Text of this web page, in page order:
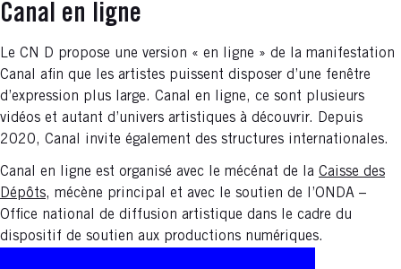
Canal en ligne
Le CN D propose une version « en ligne » de la manifestation
Canal afin que les artistes puissent disposer d’une fenêtre
d’expression plus large. Canal en ligne, ce sont plusieurs
vidéos et autant d’univers artistiques à découvrir. Depuis
2020, Canal invite également des structures internationales.
Canal en ligne est organisé avec le mécénat de la Caisse des
Dépôts, mécène principal et avec le soutien de l’ONDA –
Office national de diffusion artistique dans le cadre du
dispositif de soutien aux productions numériques.